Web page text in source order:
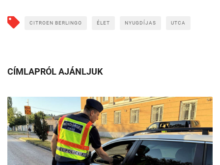
CITROEN BERLINGO ÉLET NYUGDÍJAS UTCA
CÍMLAPRÓL AJÁNLJUK